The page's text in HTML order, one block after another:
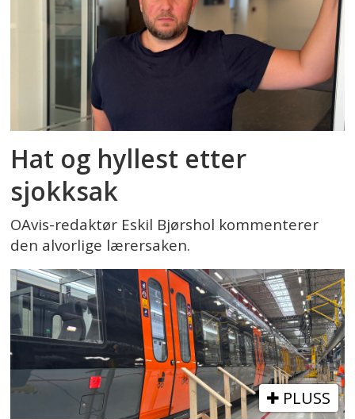
Hat og hyllest etter
sjokksak
OAvis-redaktør Eskil Bjørshol kommenterer
den alvorlige lærersaken.
PLUSS